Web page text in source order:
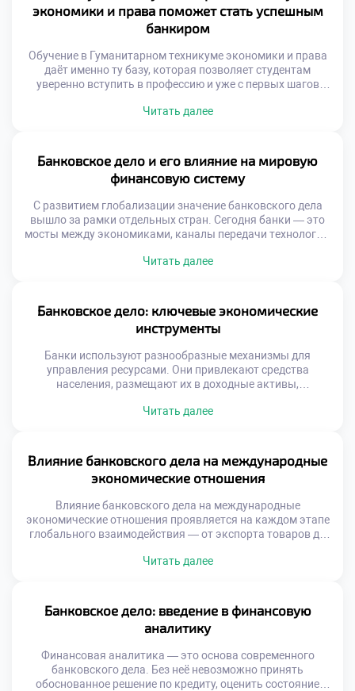
экономики и права поможет стать успешным
банкиром
Обучение в Гуманитарном техникуме экономики и права
даёт именно ту базу, которая позволяет студентам
уверенно вступить в профессию и уже с первых шагов
обучение в Гуманитарном техникуме экономики и права
финансовую сферу. Техникум предлагает не просто […]
Читать далее
Банковское дело и его влияние на мировую
финансовую систему
С развитием глобализации значение банковского дела
вышло за рамки отдельных стран. Сегодня банки — это
мосты между экономиками, каналы передачи технологий,
инфраструктурных проектов, поддерживают малый и
стало неотъемлемой частью международной финансовой
архитектуры, где каждый крупный игрок […]
Читать далее
Банковское дело: ключевые экономические
инструменты
Банки используют разнообразные механизмы для
управления ресурсами. Они привлекают средства
населения, размещают их в доходные активы,
риски. Каждый из этих процессов строится на точных
Понимание этих механизмов — основа для подготовки
квалифицированных специалистов в области финансов.
Для студентов, интересующихся экономикой, […]
Читать далее
Влияние банковского дела на международные
экономические отношения
Влияние банковского дела на международные
экономические отношения проявляется на каждом этапе
глобального взаимодействия — от экспорта товаров до
рубежом. Банки выступают не просто как посредники, а
международных операций. Без эффективного
банковского сектора международная торговля
замедлилась бы, инвестиции не находили бы […]
Читать далее
Банковское дело: введение в финансовую
аналитику
Финансовая аналитика — это основа современного
банковского дела. Без неё невозможно принять
обоснованное решение по кредиту, оценить состояние